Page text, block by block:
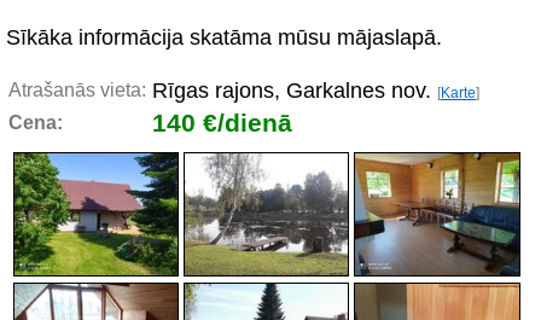
Sīkāka informācija skatāma mūsu mājaslapā.
Atrašanās vieta: Rīgas rajons, Garkalnes nov. [Karte]
Cena: 140 €/dienā